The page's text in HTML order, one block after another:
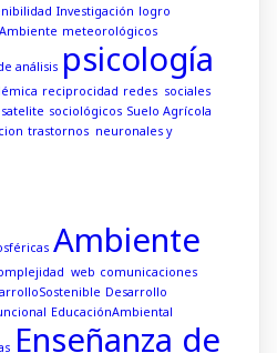
Investigación logro
meteorológicos
análisis psicología
reciprocidad redes sociales
satelite sociológicos Suelo Agrícola
trastornos neuronales y
Ambiente
web comunicaciones
Desarrollo
EducaciónAmbiental
Enseñanza de